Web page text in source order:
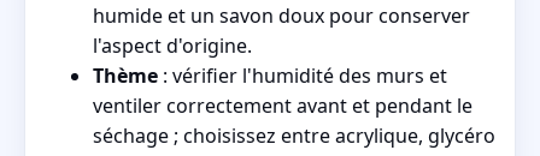
humide et un savon doux pour conserver
l'aspect d'origine.
Thème : vérifier l'humidité des murs et
ventiler correctement avant et pendant le
séchage ; choisissez entre acrylique, glycéro